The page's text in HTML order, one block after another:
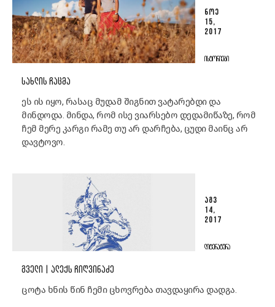
ᲜᲝᲔ
15,
2017
ᲘᲡᲢᲝᲠᲘᲔᲑᲘ
ᲡᲐᲮᲚᲘᲡ ᲩᲐᲪᲛᲐ
ეს ის იყო, რასაც მუდამ შიგნით ვატარებდი და
მინდოდა. მინდა, რომ ისე ვიარსებო დედამიწაზე, რომ
ჩემ მერე კარგი რამე თუ არ დარჩება, ცუდი მაინც არ
დავტოვო.
ᲐᲒᲕ
14,
2017
ᲚᲘᲢᲔᲠᲐᲢᲣᲠᲐ
ᲒᲕᲔᲚᲘ | ᲐᲚᲔᲥᲡ ᲩᲘᲦᲕᲘᲜᲐᲫᲔ
ცოტა ხნის წინ ჩემი ცხოვრება თავდაყირა დადგა.